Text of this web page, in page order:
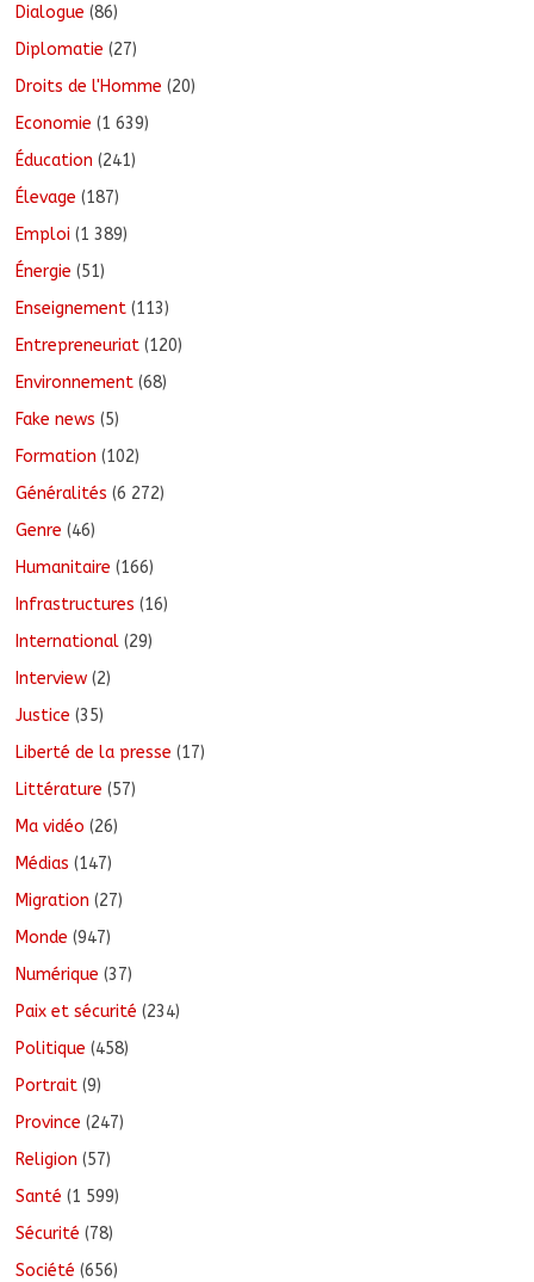
Dialogue (86)
Diplomatie (27)
Droits de l'Homme (20)
Economie (1 639)
Éducation (241)
Élevage (187)
Emploi (1 389)
Énergie (51)
Enseignement (113)
Entrepreneuriat (120)
Environnement (68)
Fake news (5)
Formation (102)
Généralités (6 272)
Genre (46)
Humanitaire (166)
Infrastructures (16)
International (29)
Interview (2)
Justice (35)
Liberté de la presse (17)
Littérature (57)
Ma vidéo (26)
Médias (147)
Migration (27)
Monde (947)
Numérique (37)
Paix et sécurité (234)
Politique (458)
Portrait (9)
Province (247)
Religion (57)
Santé (1 599)
Sécurité (78)
Société (656)